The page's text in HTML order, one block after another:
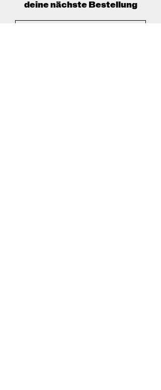
deine nächste Bestellung